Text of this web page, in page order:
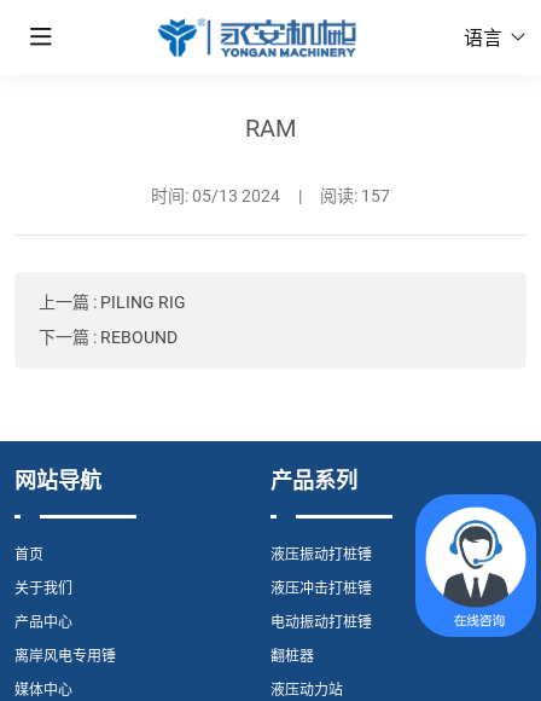
语言
RAM
时间:05/13 2024 | 阅读: 157
上一篇 : PILING RIG
下一篇 : REBOUND
网站导航
首页
关于我们
产品中心
离岸风电专用锤
媒体中心
产品系列
液压振动打桩锤
液压冲击打桩锤
电动振动打桩锤
翻桩器
液压动力站